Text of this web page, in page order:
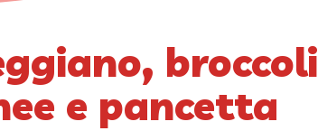
broccoli
e pancetta